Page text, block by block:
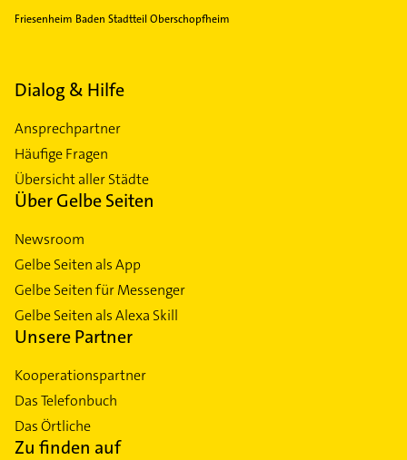
Friesenheim Baden Stadtteil Oberschopfheim
Dialog & Hilfe
Ansprechpartner
Häufige Fragen
Übersicht aller Städte
Über Gelbe Seiten
Newsroom
Gelbe Seiten als App
Gelbe Seiten für Messenger
Gelbe Seiten als Alexa Skill
Unsere Partner
Kooperationspartner
Das Telefonbuch
Das Örtliche
Zu finden auf